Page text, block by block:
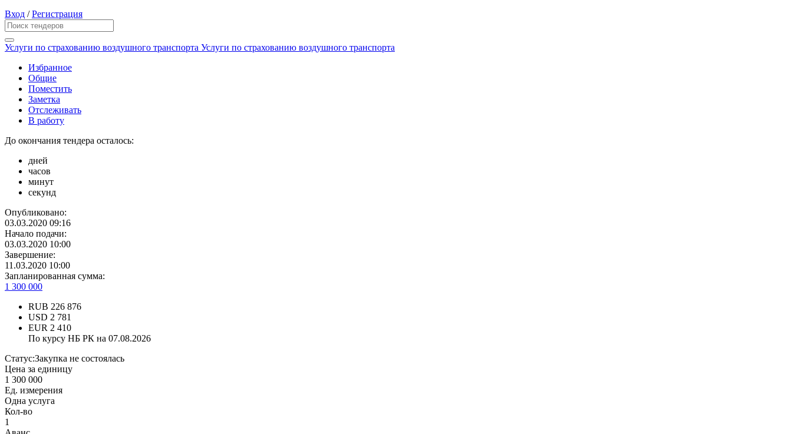
Вход /Регистрация
Услуги по страхованию воздушного транспорта Услуги по страхованию воздушного транспорта
Избранное
Общие
Поместить
Заметка
Отслеживать
В работу
До окончания тендера осталось:
дней
часов
минут
секунд
Опубликовано:
03.03.2020 09:16
Начало подачи:
03.03.2020 10:00
Завершение:
11.03.2020 10:00
Запланированная сумма:
1 300 000
RUB 226 876
USD 2 781
EUR 2 410
По курсу НБ РК на 07.08.2026
Статус:Закупка не состоялась
Цена за единицу
1 300 000
Ед. измерения
Одна услуга
Кол-во
1